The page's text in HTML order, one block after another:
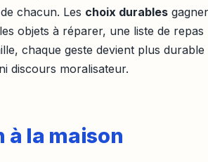
chacun. Les choix durables
objets à réparer, une liste de repas
chaque geste devient plus durable
discours moralisateur.
à la maison